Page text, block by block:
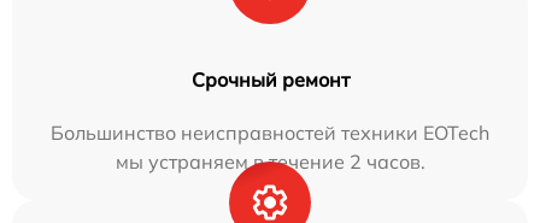
Срочный ремонт
Большинство неисправностей техники EOTech
мы устраняем в течение 2 часов.